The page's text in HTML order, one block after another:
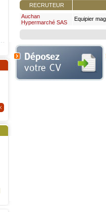
RECRUTEUR
Auchan
Hypermarché SAS
Equipier